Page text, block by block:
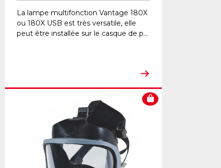
La lampe multifonction Vantage 180X
ou 180X USB est très versatile, elle
peut être installée sur le casque de p...